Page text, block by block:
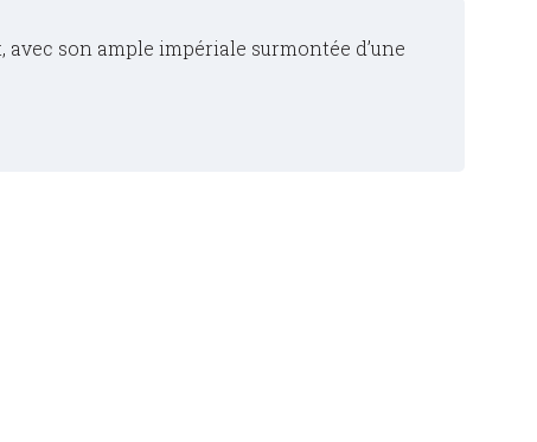
avec son ample impériale surmontée d’une